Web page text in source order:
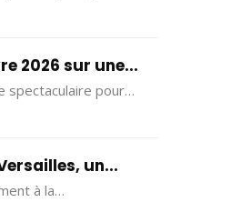
2026 sur une...
spectaculaire pour…
un...
à la…